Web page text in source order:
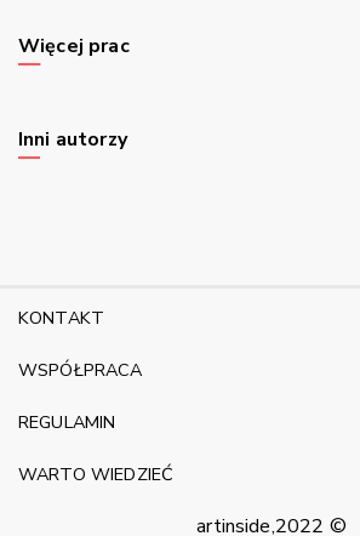
Więcej prac
Inni autorzy
artinside,2022 ©
KONTAKT
WSPÓŁPRACA
REGULAMIN
WARTO WIEDZIEĆ